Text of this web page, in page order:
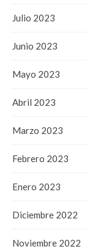
Julio 2023
Junio 2023
Mayo 2023
Abril 2023
Marzo 2023
Febrero 2023
Enero 2023
Diciembre 2022
Noviembre 2022